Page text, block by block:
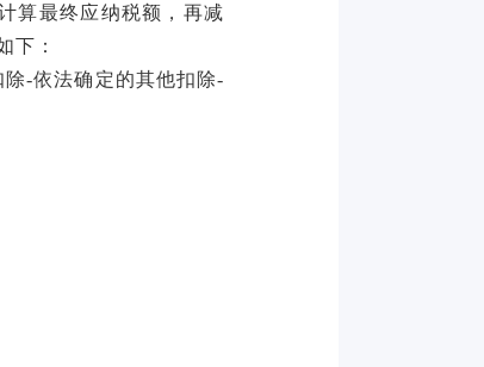
算最终应纳税额，再减
下：
-依法确定的其他扣除-